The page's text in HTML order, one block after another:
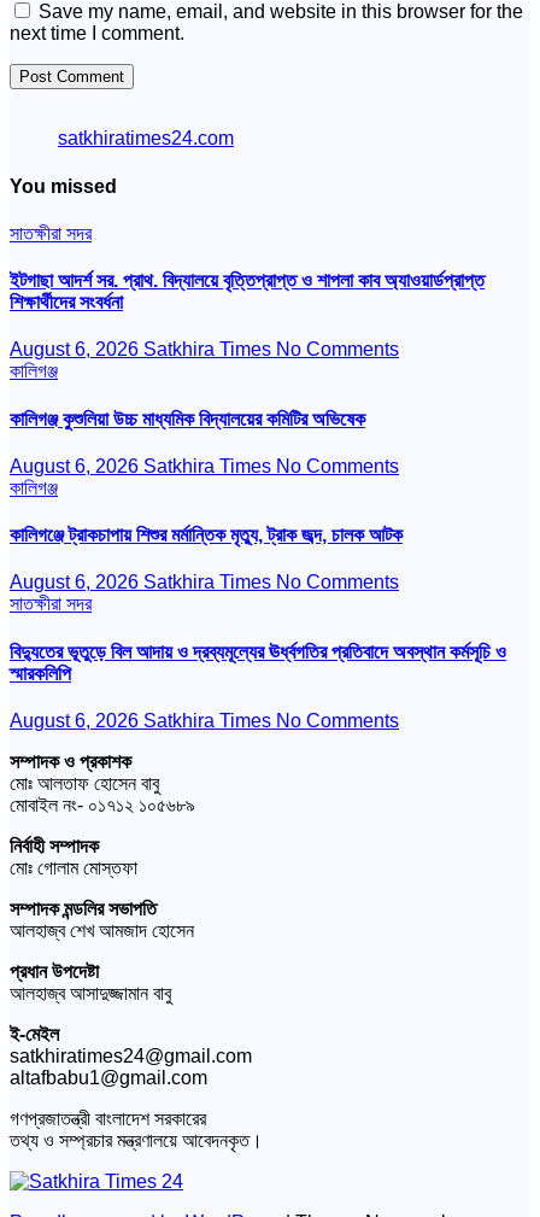
Save my name, email, and website in this browser for the
next time I comment.
satkhiratimes24.com
You missed
সাতক্ষীরা সদর
ইটগাছা আদর্শ সর. প্রাথ. বিদ্যালয়ে বৃত্তিপ্রাপ্ত ও শাপলা কাব অ্যাওয়ার্ডপ্রাপ্ত
শিক্ষার্থীদের সংবর্ধনা
August 6, 2026 Satkhira Times No Comments
কালিগঞ্জ
কালিগঞ্জ কুশুলিয়া উচ্চ মাধ্যমিক বিদ্যালয়ের কমিটির অভিষেক
August 6, 2026 Satkhira Times No Comments
কালিগঞ্জ
কালিগঞ্জে ট্রাকচাপায় শিশুর মর্মান্তিক মৃত্যু, ট্রাক জব্দ, চালক আটক
August 6, 2026 Satkhira Times No Comments
সাতক্ষীরা সদর
বিদ্যুতের ভূতুড়ে বিল আদায় ও দ্রব্যমূল্যের ঊর্ধ্বগতির প্রতিবাদে অবস্থান কর্মসূচি ও
স্মারকলিপি
August 6, 2026 Satkhira Times No Comments
সম্পাদক ও প্রকাশক
মোঃ আলতাফ হোসেন বাবু
মোবাইল নং- ০১৭১২ ১০৫৬৮৯
নির্বাহী সম্পাদক
মোঃ গোলাম মোস্তফা
সম্পাদক মন্ডলির সভাপতি
আলহাজ্ব শেখ আমজাদ হোসেন
প্রধান উপদেষ্টা
আলহাজ্ব আসাদুজ্জামান বাবু
ই-মেইল
satkhiratimes24@gmail.com
altafbabu1@gmail.com
গণপ্রজাতন্ত্রী বাংলাদেশ সরকারের
তথ্য ও সম্প্রচার মন্ত্রণালয়ে আবেদনকৃত।